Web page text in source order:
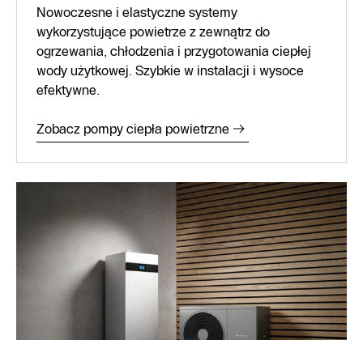
Nowoczesne i elastyczne systemy
wykorzystujące powietrze z zewnątrz do
ogrzewania, chłodzenia i przygotowania ciepłej
wody użytkowej. Szybkie w instalacji i wysoce
efektywne.
Zobacz pompy ciepła powietrzne